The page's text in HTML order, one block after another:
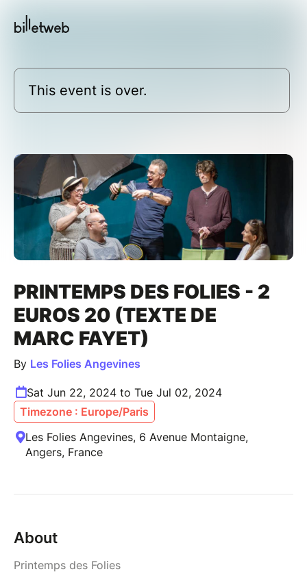
This event is over.
PRINTEMPS DES FOLIES - 2
EUROS 20 (TEXTE DE
MARC FAYET)
By Les Folies Angevines
Sat Jun 22, 2024 to Tue Jul 02, 2024
Timezone : Europe/Paris
Les Folies Angevines, 6 Avenue Montaigne,
Angers, France
About
Printemps des Folies